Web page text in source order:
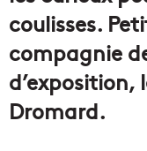
coulisses.
compagnie
d’exposition,
Dromard.